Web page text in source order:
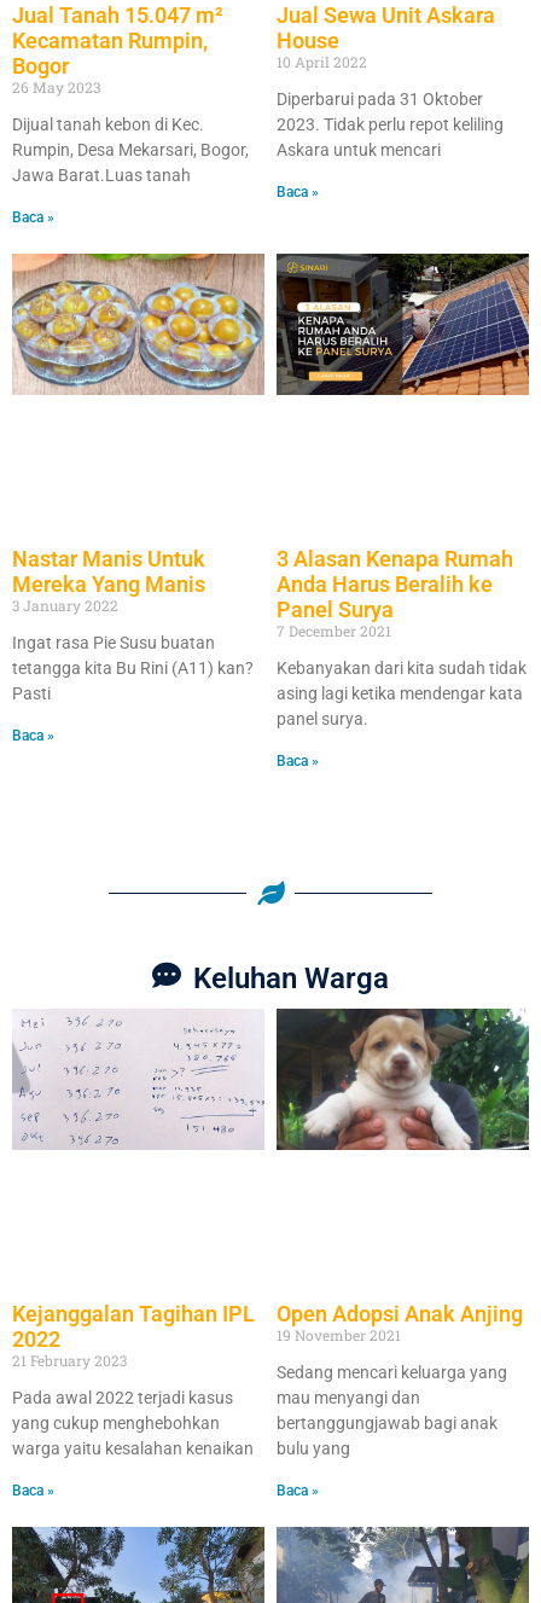
Jual Tanah 15.047 m²
Kecamatan Rumpin,
Bogor
26 May 2023
Dijual tanah kebon di Kec.
Rumpin, Desa Mekarsari, Bogor,
Jawa Barat.Luas tanah
Baca »
Jual Sewa Unit Askara
House
10 April 2022
Diperbarui pada 31 Oktober
2023. Tidak perlu repot keliling
Askara untuk mencari
Baca »
Nastar Manis Untuk
Mereka Yang Manis
3 January 2022
Ingat rasa Pie Susu buatan
tetangga kita Bu Rini (A11) kan?
Pasti
Baca »
3 Alasan Kenapa Rumah
Anda Harus Beralih ke
Panel Surya
7 December 2021
Kebanyakan dari kita sudah tidak
asing lagi ketika mendengar kata
panel surya.
Baca »
Keluhan Warga
Kejanggalan Tagihan IPL
2022
21 February 2023
Pada awal 2022 terjadi kasus
yang cukup menghebohkan
warga yaitu kesalahan kenaikan
Baca »
Open Adopsi Anak Anjing
19 November 2021
Sedang mencari keluarga yang
mau menyangi dan
bertanggungjawab bagi anak
bulu yang
Baca »